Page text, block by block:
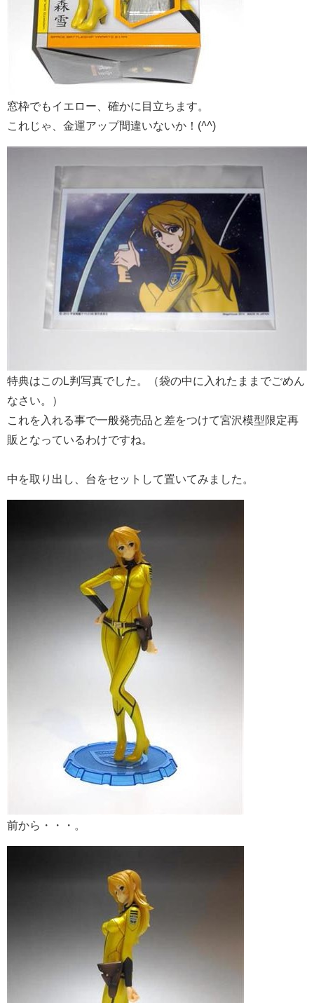
窓枠でもイエロー、確かに目立ちます。
これじゃ、金運アップ間違いないか！(^^)
特典はこのL判写真でした。（袋の中に入れたままでごめん
なさい。）
これを入れる事で一般発売品と差をつけて宮沢模型限定再
販となっているわけですね。
中を取り出し、台をセットして置いてみました。
前から・・・。